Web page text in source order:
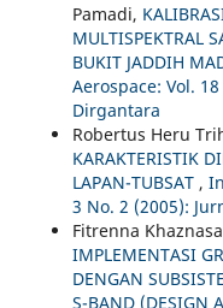
Pamadi,
MULTISPEKTRAL
BUKIT JADDIH
Aerospace: Vol.
Dirgantara
Robertus Heru
KARAKTERISTIK
LAPAN-TUBSAT ,
3 No. 2 (2005):
Fitrenna
IMPLEMENTASI
DENGAN
S-BAND (DESIGN